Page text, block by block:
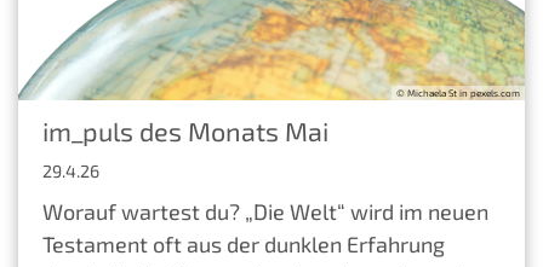
© Michaela St in pexels.com
im_puls des Monats Mai
29.4.26
Worauf wartest du? „Die Welt“ wird im neuen
Testament oft aus der dunklen Erfahrung